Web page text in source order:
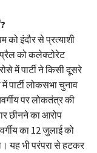
को इंदौर से प्रत्याशी
को कलेक्टोरेट
में पार्टी ने किसी दूसरे
पार्टी लोकसभा चुनाव
पर लोकतंत्र की
छीनने का आरोप
का 12 जुलाई को
यह भी परंपरा से हटकर